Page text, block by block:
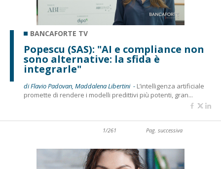
BANCAFORTE TV
Popescu (SAS): "AI e compliance non
sono alternative: la sfida è
integrarle"
di Flavio Padovan, Maddalena Libertini - L’intelligenza artificiale
promette di rendere i modelli predittivi più potenti, gran...
1/261 Pag. successiva